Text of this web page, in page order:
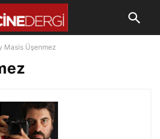
Masis Üşenmez